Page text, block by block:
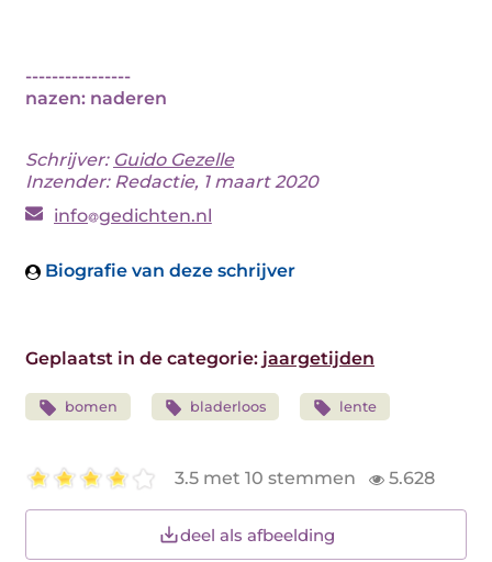
----------------
nazen: naderen
Schrijver: Guido Gezelle
Inzender: Redactie, 1 maart 2020
info gedichten.nl
Biografie van deze schrijver
Geplaatst in de categorie: jaargetijden
bomen bladerloos lente
3.5 met 10 stemmen 5.628
deel als afbeelding